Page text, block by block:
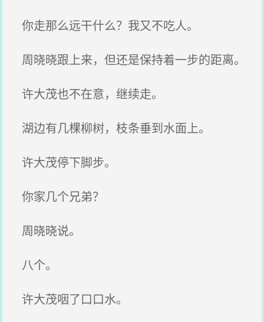
你走那么远干什么？我又不吃人。
周晓晓跟上来，但还是保持着一步的距离。
许大茂也不在意，继续走。
湖边有几棵柳树，枝条垂到水面上。
许大茂停下脚步。
你家几个兄弟？
周晓晓说。
八个。
许大茂咽了口口水。